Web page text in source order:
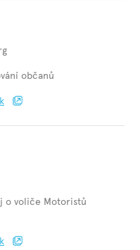
občanů
o voliče Motoristů